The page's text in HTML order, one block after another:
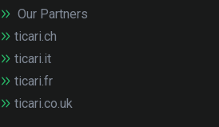
Our Partners
ticari.ch
ticari.it
ticari.fr
ticari.co.uk